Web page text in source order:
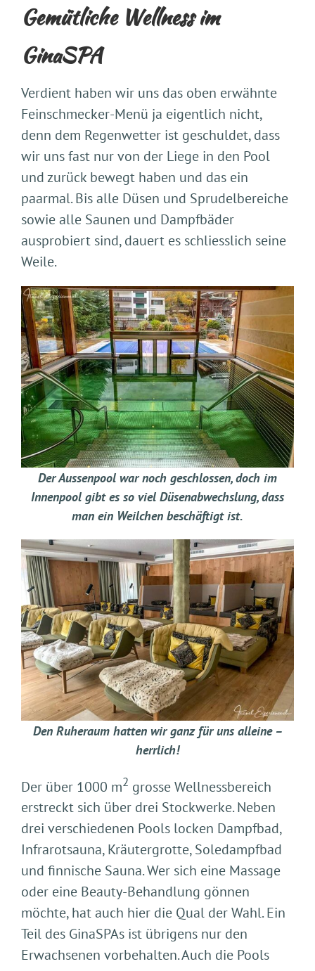
Gemütliche Wellness im
GinaSPA
Verdient haben wir uns das oben erwähnte
Feinschmecker-Menü ja eigentlich nicht,
denn dem Regenwetter ist geschuldet, dass
wir uns fast nur von der Liege in den Pool
und zurück bewegt haben und das ein
paarmal. Bis alle Düsen und Sprudelbereiche
sowie alle Saunen und Dampfbäder
ausprobiert sind, dauert es schliesslich seine
Weile.
Der Aussenpool war noch geschlossen, doch im
Innenpool gibt es so viel Düsenabwechslung, dass
man ein Weilchen beschäftigt ist.
Den Ruheraum hatten wir ganz für uns alleine –
herrlich!
Der über 1000 m2 grosse Wellnessbereich
erstreckt sich über drei Stockwerke. Neben
drei verschiedenen Pools locken Dampfbad,
Infrarotsauna, Kräutergrotte, Soledampfbad
und finnische Sauna. Wer sich eine Massage
oder eine Beauty-Behandlung gönnen
möchte, hat auch hier die Qual der Wahl. Ein
Teil des GinaSPAs ist übrigens nur den
Erwachsenen vorbehalten. Auch die Pools